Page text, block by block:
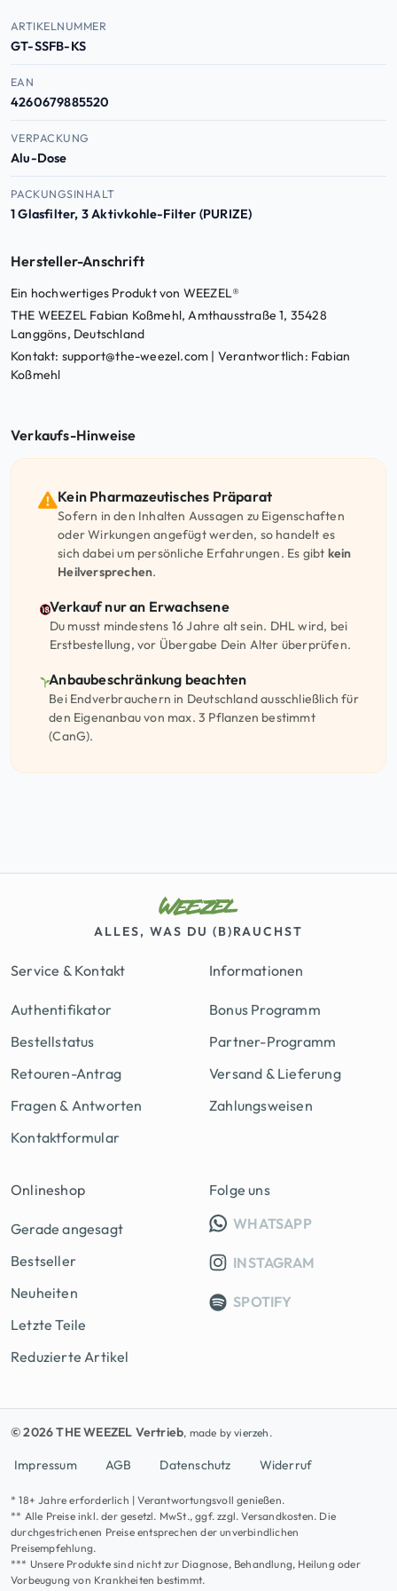
ARTIKELNUMMER
GT-SSFB-KS
EAN
4260679885520
VERPACKUNG
Alu-Dose
PACKUNGSINHALT
1 Glasfilter, 3 Aktivkohle-Filter (PURIZE)
Hersteller-Anschrift
Ein hochwertiges Produkt von WEEZEL®
THE WEEZEL Fabian Koßmehl, Amthausstraße 1, 35428
Langgöns, Deutschland
Kontakt: support@the-weezel.com | Verantwortlich: Fabian
Koßmehl
Verkaufs-Hinweise
Kein Pharmazeutisches Präparat
Sofern in den Inhalten Aussagen zu Eigenschaften
oder Wirkungen angefügt werden, so handelt es
sich dabei um persönliche Erfahrungen. Es gibt kein
Heilversprechen.
Verkauf nur an Erwachsene
Du musst mindestens 16 Jahre alt sein. DHL wird, bei
Erstbestellung, vor Übergabe Dein Alter überprüfen.
Anbaubeschränkung beachten
Bei Endverbrauchern in Deutschland ausschließlich für
den Eigenanbau von max. 3 Pflanzen bestimmt
(CanG).
ALLES, WAS DU (B)RAUCHST
Service & Kontakt
Authentifikator
Bestellstatus
Retouren-Antrag
Fragen & Antworten
Kontaktformular
Informationen
Bonus Programm
Partner-Programm
Versand & Lieferung
Zahlungsweisen
Onlineshop
Gerade angesagt
Bestseller
Neuheiten
Letzte Teile
Reduzierte Artikel
Folge uns
WHATSAPPINFO
INSTAGRAM
SPOTIFY
© 2026 THE WEEZEL Vertrieb, made byvierzeh.
Impressum AGB Datenschutz Widerruf
* 18+ Jahre erforderlich | Verantwortungsvoll genießen.
** Alle Preise inkl. der gesetzl. MwSt., ggf. zzgl. Versandkosten. Die
durchgestrichenen Preise entsprechen der unverbindlichen
Preisempfehlung.
*** Unsere Produkte sind nicht zur Diagnose, Behandlung, Heilung oder
Vorbeugung von Krankheiten bestimmt.